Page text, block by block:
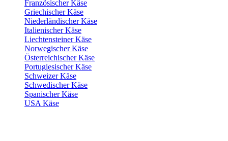
Französischer Käse
Griechischer Käse
Niederländischer Käse
Italienischer Käse
Liechtensteiner Käse
Norwegischer Käse
Österreichischer Käse
Portugiesischer Käse
Schweizer Käse
Schwedischer Käse
Spanischer Käse
USA Käse